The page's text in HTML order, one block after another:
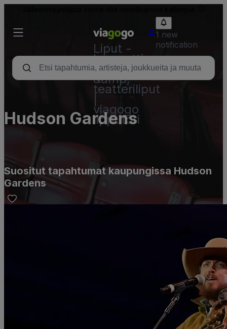
Liput -
konsertti,
urheilu
&amp;
teatteriliput
viagogo
lipputori
1 new
notification
Hudson Gardens
Suositut tapahtumat kaupungissa Hudson
Gardens